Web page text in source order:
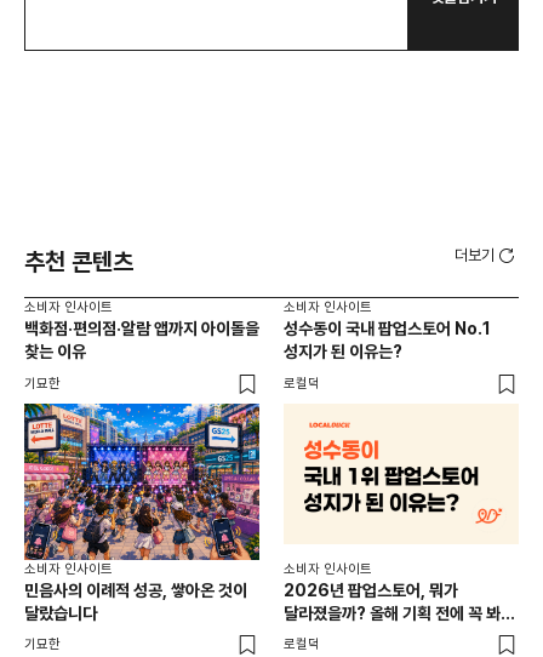
추천 콘텐츠 더보기
소비자 인사이트
백화점·편의점·알람 앱까지 아이돌을
찾는 이유
기묘한
소비자 인사이트
성수동이 국내 팝업스토어 No.1
성지가 된 이유는?
로컬덕
소비자 인사이트
민음사의 이례적 성공, 쌓아온 것이
달랐습니다
기묘한
소비자 인사이트
2026년 팝업스토어, 뭐가
달라졌을까? 올해 기획 전에 꼭 봐야
할 트렌드 4가지
로컬덕